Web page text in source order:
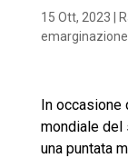
15 Ott, 2023
emarginazione
In occasione
mondiale del
una puntata